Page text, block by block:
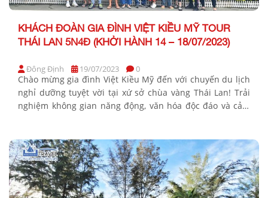
KHÁCH ĐOÀN GIA ĐÌNH VIỆT KIỀU MỸ TOUR
THÁI LAN 5N4Đ (KHỞI HÀNH 14 – 18/07/2023)
Đông Định 19/07/2023 0
Chào mừng gia đình Việt Kiều Mỹ đến với chuyến du lịch
nghỉ dưỡng tuyệt vời tại xứ sở chùa vàng Thái Lan! Trải
nghiệm không gian năng động, văn hóa độc đáo và cảm